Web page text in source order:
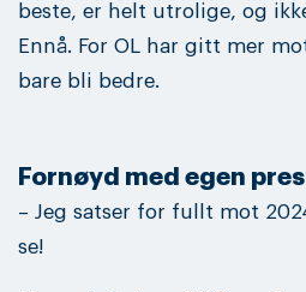
beste, er helt utrolige, og
Ennå. For OL har gitt mer
bare bli bedre.
Fornøyd med egen
– Jeg satser for fullt mot
se!